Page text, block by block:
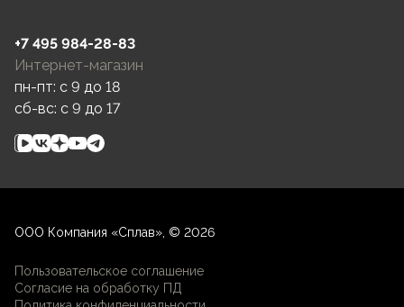
+7 495 984-28-83
Интернет-магазин
пн-пт: c 9 до 18
сб-вс: c 9 до 17
ООО Компания «Сплав», © 2026
Пользовательское соглашение
Согласие на обработку ПД